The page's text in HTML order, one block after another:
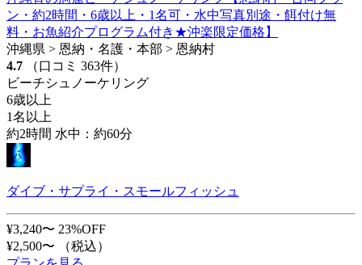
ン・約2時間・6歳以上・1名可・水中写真別途・餌付け無
料・お魚紹介プログラム付き★沖楽限定価格】
沖縄県 > 恩納・名護・本部 > 恩納村
4.7
（口コミ 363件）
ビーチシュノーケリング
6歳以上
1名以上
約2時間 水中：約60分
ダイブ・サプライ・スモールフィッシュ
¥3,240〜 23%OFF
¥2,500〜
（税込）